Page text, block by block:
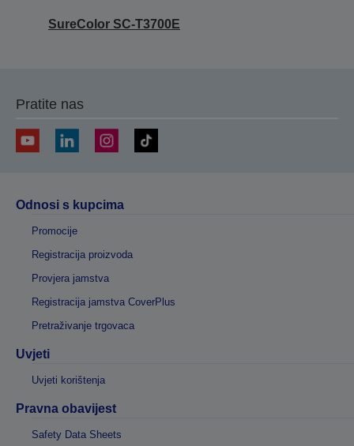
SureColor SC-T3700E
Pratite nas
Odnosi s kupcima
Promocije
Registracija proizvoda
Provjera jamstva
Registracija jamstva CoverPlus
Pretraživanje trgovaca
Uvjeti
Uvjeti korištenja
Pravna obavijest
Safety Data Sheets